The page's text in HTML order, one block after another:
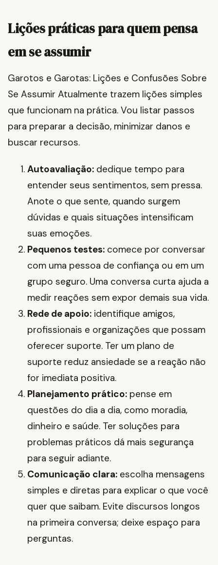
Lições práticas para quem pensa
em se assumir
Garotos e Garotas: Lições e Confusões Sobre
Se Assumir Atualmente trazem lições simples
que funcionam na prática. Vou listar passos
para preparar a decisão, minimizar danos e
buscar recursos.
Autoavaliação: dedique tempo para
entender seus sentimentos, sem pressa.
Anote o que sente, quando surgem
dúvidas e quais situações intensificam
suas emoções.
Pequenos testes: comece por conversar
com uma pessoa de confiança ou em um
grupo seguro. Uma conversa curta ajuda a
medir reações sem expor demais sua vida.
Rede de apoio: identifique amigos,
profissionais e organizações que possam
oferecer suporte. Ter um plano de
suporte reduz ansiedade se a reação não
for imediata positiva.
Planejamento prático: pense em
questões do dia a dia, como moradia,
dinheiro e saúde. Ter soluções para
problemas práticos dá mais segurança
para seguir adiante.
Comunicação clara: escolha mensagens
simples e diretas para explicar o que você
quer que saibam. Evite discursos longos
na primeira conversa; deixe espaço para
perguntas.